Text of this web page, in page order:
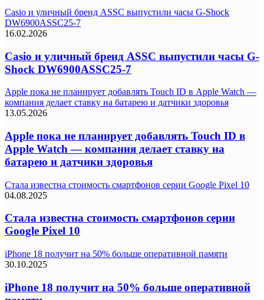
Casio и уличный бренд ASSC выпустили часы G-Shock
DW6900ASSC25-7
16.02.2026
Casio и уличный бренд ASSC выпустили часы G-
Shock DW6900ASSC25-7
Apple пока не планирует добавлять Touch ID в Apple Watch —
компания делает ставку на батарею и датчики здоровья
13.05.2026
Apple пока не планирует добавлять Touch ID в
Apple Watch — компания делает ставку на
батарею и датчики здоровья
Стала известна стоимость смартфонов серии Google Pixel 10
04.08.2025
Стала известна стоимость смартфонов серии
Google Pixel 10
iPhone 18 получит на 50% больше оперативной памяти
30.10.2025
iPhone 18 получит на 50% больше оперативной